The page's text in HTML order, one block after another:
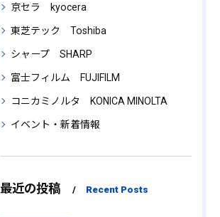
京セラ kyocera
東芝テック Toshiba
シャープ SHARP
富士フィルム FUJIFILM
コニカミノルタ KONICA MINOLTA
イベント・新着情報
最近の投稿 Recent Posts